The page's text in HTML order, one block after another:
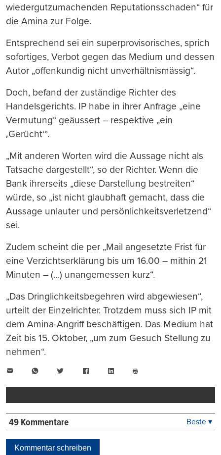
wiedergutzumachenden Reputationsschaden“ für
die Amina zur Folge.
Entsprechend sei ein superprovisorisches, sprich
sofortiges, Verbot gegen das Medium und dessen
Autor „offenkundig nicht unverhältnismässig“.
Doch, befand der zuständige Richter des
Handelsgerichts. IP habe in ihrer Anfrage „eine
Vermutung“ geäussert – respektive „ein
‚Gerücht‘“.
„Mit anderen Worten wird die Aussage nicht als
Tatsache dargestellt“, so der Richter. Wenn die
Bank ihrerseits „diese Darstellung bestreiten“
würde, so „ist nicht glaubhaft gemacht, dass die
Aussage unlauter und persönlichkeitsverletzend“
sei.
Zudem scheint die per „Mail angesetzte Frist für
eine Verzichtserklärung bis um 16.00 – mithin 21
Minuten – (…) unangemessen kurz“.
„Das Dringlichkeitsbegehren wird abgewiesen“,
urteilt der Einzelrichter. Trotzdem muss sich IP mit
dem Amina-Angriff beschäftigen. Das Medium hat
Zeit bis 15. Oktober, „um zum Gesuch Stellung zu
nehmen“.
WhatsAppTwitter FacebookLinkedIn
drucken
49 Kommentare Beste ▾
Kommentar schreiben